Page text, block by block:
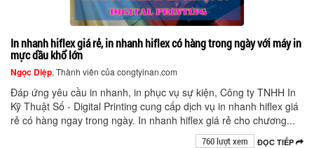
In nhanh hiflex giá rẻ, in nhanh hiflex có hàng trong ngày với máy in
mực dầu khổ lớn
Ngọc Diệp, Thành viên của congtyinan.com
Đáp ứng yêu cầu in nhanh, in phục vụ sự kiện, Công ty TNHH In
Kỹ Thuật Số - Digital Printing cung cấp dịch vụ in nhanh hiflex giá
rẻ có hàng ngay trong ngày. In nhanh hiflex giá rẻ cho chương...
ĐỌC TIẾP
760 lượt xem